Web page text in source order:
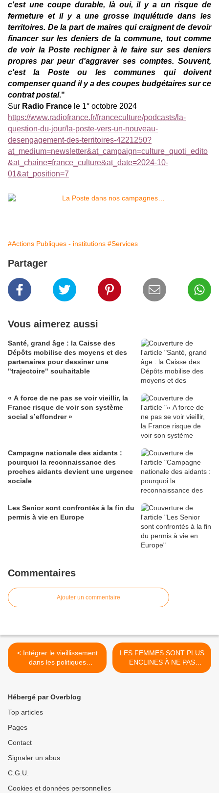
c'est une coupe durable, là oui, il y a un risque de
fermeture et il y a une grosse inquiétude dans les
territoires. De la part de maires qui craignent de devoir
financer sur les deniers de la commune, tout comme
de voir la Poste rechigner à le faire sur ses deniers
propres par peur d'aggraver ses comptes. Souvent,
c'est la Poste ou les communes qui doivent
compenser quand il y a des coupes budgétaires sur ce
contrat postal."
Sur Radio France le 1° octobre 2024
https://www.radiofrance.fr/franceculture/podcasts/la-
question-du-jour/la-poste-vers-un-nouveau-
desengagement-des-territoires-4221250?
at_medium=newsletter&at_campaign=culture_quoti_edito
&at_chaine=france_culture&at_date=2024-10-
01&at_position=7
#Actions Publiques - institutions #Services
Partager
Vous aimerez aussi
Santé, grand âge : la Caisse des
Dépôts mobilise des moyens et des
partenaires pour dessiner une
"trajectoire" souhaitable
« A force de ne pas se voir vieillir, la
France risque de voir son système
social s’effondrer »
Campagne nationale des aidants :
pourquoi la reconnaissance des
proches aidants devient une urgence
sociale
Les Senior sont confrontés à la fin du
permis à vie en Europe
Commentaires
Ajouter un commentaire
< Intégrer le vieillissement
dans les politiques
publiques (ouvrage collectif)
LES FEMMES SONT PLUS
ENCLINES À NE PAS
SORTIR DE CHEZ ELLES
Hébergé par Overblog
Top articles
Pages
Contact
Signaler un abus
C.G.U.
Cookies et données personnelles